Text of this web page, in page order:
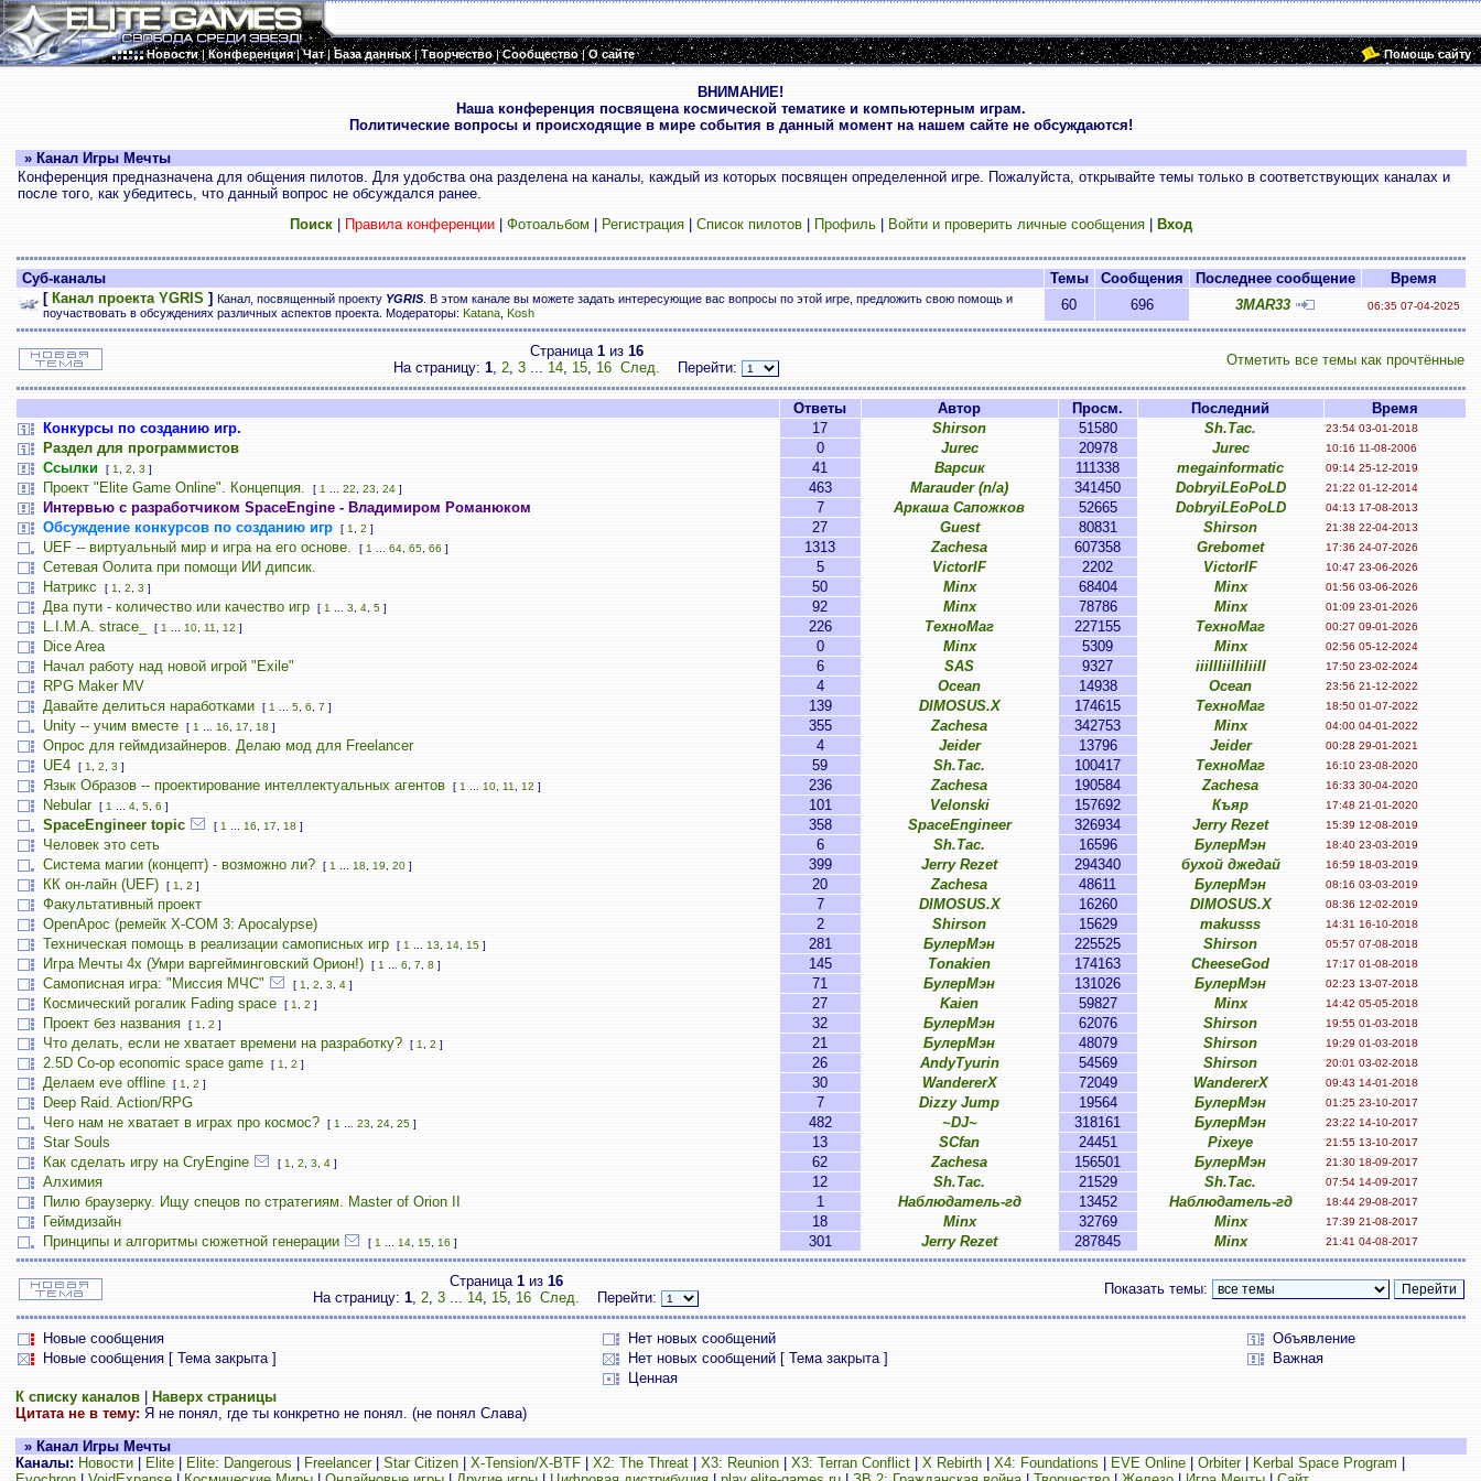
Новости|Конференция|Чат|База данных|Творчество|Сообщество|О сайте Помощь сайту
ВНИМАНИЕ!
Наша конференция посвящена космической тематике и компьютерным играм.
Политические вопросы и происходящие в мире события в данный момент на нашем сайте не обсуждаются!
» Канал Игры Мечты
Конференция предназначена для общения пилотов. Для удобства она разделена на каналы, каждый из которых посвящен определенной игре. Пожалуйста, открывайте темы только в соответствующих каналах и
после того, как убедитесь, что данный вопрос не обсуждался ранее.
Поиск| Правила конференции| Фотоальбом Регистрация| Список пилотов| Профиль| Войти и проверить личные сообщения| Вход
Суб-каналы Темы Сообщения Последнее сообщение
Время
[ Канал проекта YGRIS] Канал, посвященный проекту YGRIS. В этом канале вы можете задать интересующие вас вопросы по этой игре, предложить свою помощь и
поучаствовать в обсуждениях различных аспектов проекта. Модераторы: Katana, Kosh 60 696 3MAR33 06:35 07-04-2025
Страница 1из 16
На страницу: 1, 2, 3 ... 14, 15, 16 След. Перейти: Отметить все темы как прочтённые
Ответы Автор Просм. Последний
Время
Конкурсы по созданию игр.
17 Shirson 51580 Sh.Tac. 23:54 03-01-2018
Раздел для программистов 0 Jurec 20978 Jurec 10:16 11-08-2006
Ссылки [ 1 2 3 ] 41 Варсик 111338 megainformatic 09:14 25-12-2019
Проект "Elite Game Online". Концепция. [ 1 22 23 24] 463 Marauder (n/a) 341450 DobryiLEoPoLD 21:22 01-12-2014
Интервью с разработчиком SpaceEngine - Владимиром Романюком 7 Аркаша Сапожков 52665 DobryiLEoPoLD 04:13 17-08-2013
Обсуждение конкурсов по созданию игр [ 1 2 ] 27 Guest 80831 Shirson 21:38 22-04-2013
UEF -- виртуальный мир и игра на его основе. [ 1 64, 65, 66 ] 1313 Zachesa 607358 Grebomet 17:36 24-07-2026
Сетевая Оолита при помощи ИИ дипсик. 5 VictorIF 2202 VictorIF 10:47 23-06-2026
Натрикс [ 1 2 3 ] 50 Minx 68404 Minx 01:56 03-06-2026
Два пути - количество или качество игр [ 1 3 4, 5] 92 Minx 78786 Minx 01:09 23-01-2026
L.I.M.A. strace_ [ 1 10, 11 12 ] 226 ТехноМаг 227155 ТехноМаг 00:27 09-01-2026
Dice Area 0 Minx 5309 Minx 02:56 05-12-2024
Начал работу над новой игрой "Exile" 6 SAS 9327 iiiIIIiiIIiIiiII 17:50 23-02-2024
RPG Maker MV 4 Ocean 14938 Ocean 23:56 21-12-2022
Давайте делиться наработками [ 1 5, 6 7 ] 139 DIMOSUS.X 174615 ТехноМаг 18:50 01-07-2022
Unity -- учим вместе [ 1 16 17 18 ] 355 Zachesa 342753 Minx 04:00 04-01-2022
Опрос для геймдизайнеров. Делаю мод для Freelancer 4 Jeider 13796 Jeider 00:28 29-01-2021
UE4 [ 1 2 3 ] 59 Sh.Tac. 100417 ТехноМаг 16:10 23-08-2020
Язык Образов -- проектирование интеллектуальных агентов [ 1 10, 11 12 ] 236 Zachesa 190584 Zachesa 16:33 30-04-2020
Nebular [ 1 4, 5, 6 ] 101 Velonski 157692 Къяр 17:48 21-01-2020
SpaceEngineer topic [ 1 16 17 18 ] 358 SpaceEngineer 326934 Jerry Rezet 15:39 12-08-2019
Человек это сеть 6 Sh.Tac. 16596 БулерМэн 18:40 23-03-2019
Система магии (концепт) - возможно ли? [ 1 18 19, 20] 399 Jerry Rezet 294340 бухой джедай 16:59 18-03-2019
КК он-лайн (UEF) [ 1 2 ] 20 Zachesa 48611 БулерМэн 08:16 03-03-2019
Факультативный проект 7 DIMOSUS.X 16260 DIMOSUS.X 08:36 12-02-2019
OpenApoc (ремейк X-COM 3: Apocalypse) 2 Shirson 15629 makusss 14:31 16-10-2018
Техническая помощь в реализации самописных игр [ 1 13 14, 15] 281 БулерМэн 225525 Shirson 05:57 07-08-2018
Игра Мечты 4х (Умри варгейминговский Орион!) [ 1 6 7 8 ] 145 Tonakien 174163 CheeseGod 17:17 01-08-2018
Самописная игра: "Миссия МЧС" [ 1 2 3 4] 71 БулерМэн 131026 БулерМэн 02:23 13-07-2018
Космический рогалик Fading space [ 1 2 ] 27 Kaien 59827 Minx 14:42 05-05-2018
Проект без названия [ 1 2 ] 32 БулерМэн 62076 Shirson 19:55 01-03-2018
Что делать, если не хватает времени на разработку? [ 1 2 ] 21 БулерМэн 48079 Shirson 19:29 01-03-2018
2.5D Co-op economic space game [ 1 2 ] 26 AndyTyurin 54569 Shirson 20:01 03-02-2018
Делаем eve offline [ 1 2 ] 30 WandererX 72049 WandererX 09:43 14-01-2018
Deep Raid. Action/RPG 7 Dizzy Jump 19564 БулерМэн 01:25 23-10-2017
Чего нам не хватает в играх про космос? [ 1 23 24, 25] 482 ~DJ~ 318161 БулерМэн 23:22 14-10-2017
Star Souls 13 SCfan 24451 Pixeye 21:55 13-10-2017
Как сделать игру на CryEngine [ 1 2 3 4] 62 Zachesa 156501 БулерМэн 21:30 18-09-2017
Алхимия 12 Sh.Tac. 21529 Sh.Tac. 07:54 14-09-2017
Пилю браузерку. Ищу спецов по стратегиям. Master of Orion II 1 Наблюдатель-гд 13452 Наблюдатель-гд 18:44 29-08-2017
Геймдизайн 18 Minx 32769 Minx 17:39 21-08-2017
Принципы и алгоритмы сюжетной генерации [ 1 14, 15, 16 ] 301 Jerry Rezet 287845 Minx 21:41 04-08-2017
Страница 1из 16
На страницу: 1, 2, 3 ... 14, 15, 16 След. Перейти:
Показать темы:
Новые сообщения Нет новых сообщений
Объявление
Новые сообщения [ Тема закрыта ]
Нет новых сообщений [ Тема закрыта ]
Важная
Ценная
К списку каналов|
Наверх страницы
Цитата не в тему:Я не понял, где ты конкретно не понял. (не понял Слава)
» Канал Игры Мечты
Каналы: Новости| Elite| Elite: Dangerous Freelancer| Star Citizen| X-Tension/X-BTF| X2: The Threat| X3: Reunion| X3: Terran Conflict| X Rebirth| X4: Foundations EVE Online| Orbiter| Kerbal Space Program